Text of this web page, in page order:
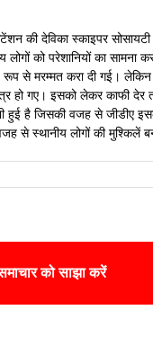
की देविका स्काइपर
को परेशानियों का सामना
रूप से मरम्मत करा दी गई।
हो गए। इसको लेकर काफी देर
हुई है जिसकी वजह से जीडीए
से स्थानीय लोगों की मुश्किलें
को साझा करें